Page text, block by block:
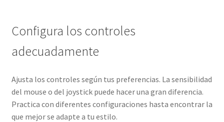
Configura los controles
adecuadamente
Ajusta los controles según tus preferencias. La sensibilidad
del mouse o del joystick puede hacer una gran diferencia.
Practica con diferentes configuraciones hasta encontrar la
que mejor se adapte a tu estilo.